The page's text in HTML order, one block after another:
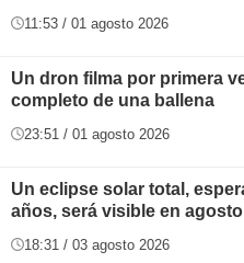
11:53 / 01 agosto 2026
Un dron filma por primera
completo de una ballena
23:51 / 01 agosto 2026
Un eclipse solar total,
años, será visible en agosto
18:31 / 03 agosto 2026